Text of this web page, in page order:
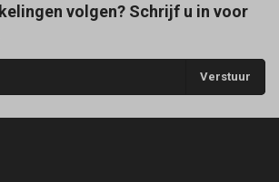
volgen? Schrijf u in voor
Verstuur